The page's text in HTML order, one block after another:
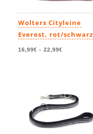
Wolters Cityleine
Everest, rot/schwarz
16,99€ - 22,99€